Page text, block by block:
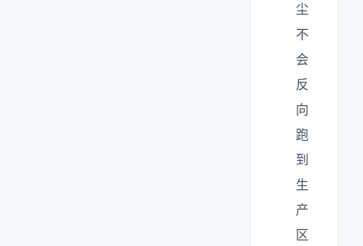
尘
不
会
反
向
跑
到
生
产
区